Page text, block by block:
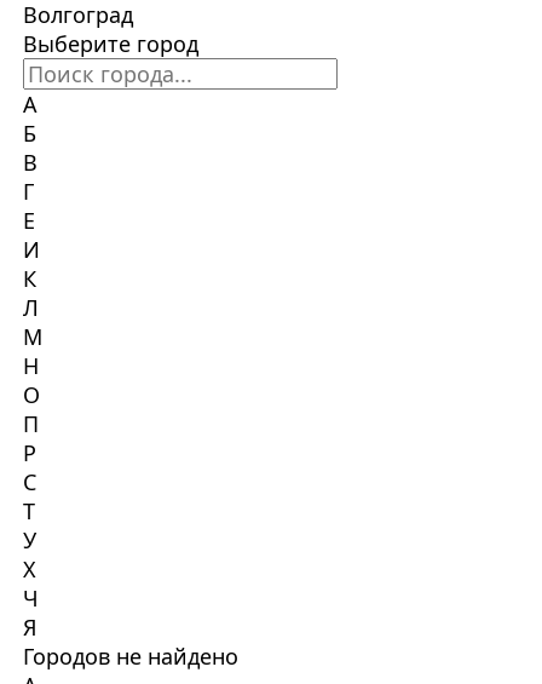
Волгоград
Выберите город
А
Б
В
Г
Е
И
К
Л
М
Н
О
П
Р
С
Т
У
Х
Ч
Я
Городов не найдено